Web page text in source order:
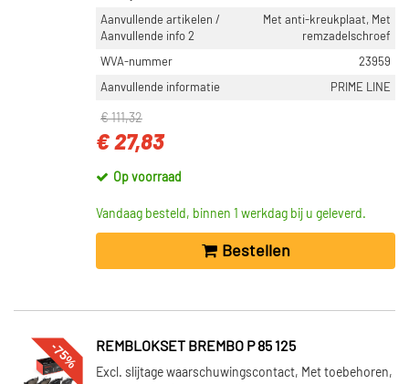
Aanvullende artikelen /
Aanvullende info 2
Met anti-kreukplaat, Met
remzadelschroef
WVA-nummer
23959
Aanvullende informatie
PRIME LINE
€ 111,32
€ 27,83
Op voorraad
Vandaag besteld, binnen 1 werkdag bij u geleverd.
Bestellen
-75% REMBLOKSET BREMBO P 85 125
Excl. slijtage waarschuwingscontact, Met toebehoren,